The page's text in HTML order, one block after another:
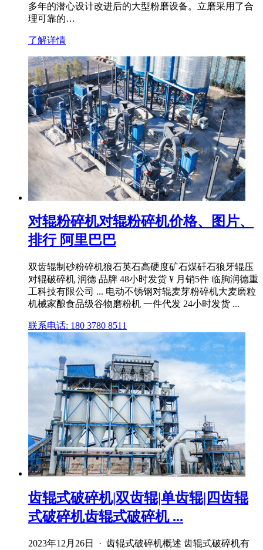
多年的潜心设计改进后的大型粉磨设备。立磨采用了合
理可靠的…
了解详情
对辊粉碎机对辊粉碎机价格、图片、
排行 阿里巴巴
双齿辊制砂粉碎机狼石英石高硬度矿石煤矸石狼牙辊压
对辊破碎机 润德 品牌 48小时发货 ¥ 月销5件 临朐润德重
工科技有限公司 ... 电动不锈钢对辊麦芽粉碎机大麦磨粒
机械家酿食品级谷物磨粉机 一件代发 24小时发货 ...
联系电话: 180 3780 8511
齿辊式破碎机|双齿辊|单齿辊|四齿辊
式破碎机齿辊式破碎机 ...
2023年12月26日 · 齿辊式破碎机概述 齿辊式破碎机有